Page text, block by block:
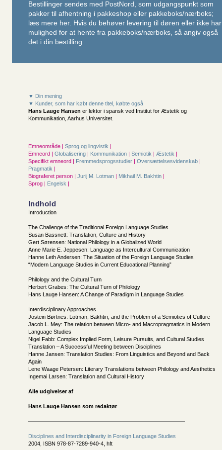
Bestillinger sendes med PostNord, som udgangspunkt som
pakker til afhentning i pakkeshop eller pakkeboks/nærboks;
læs mere her. Hvis du behøver levering til døren eller ikke har
mulighed for at hente fra pakkeboks/nærboks, så angiv også
det i din bestilling.
▼ Din mening
▼ Kunder, som har købt denne titel, købte også
Hans Lauge Hansen er lektor i spansk ved Institut for Æstetik og
Kommunikation, Aarhus Universitet.
Emneområde | Sprog og lingvistik |
Emneord | Globalisering | Kommunikation | Semiotik | Æstetik |
Specifikt emneord | Fremmedsprogsstudier | Oversættelsesvidenskab |
Pragmatik |
Biograferet person | Jurij M. Lotman | Mikhail M. Bakhtin |
Sprog | Engelsk |
Indhold
Introduction
The Challenge of the Traditional Foreign Language Studies
Susan Bassnett: Translation, Culture and History
Gert Sørensen: National Philology in a Globalized World
Anne Marie E. Jeppesen: Language as Intercultural Communication
Hanne Leth Andersen: The Situation of the Foreign Language Studies
“Modern Language Studies in Current Educational Planning”
Philology and the Cultural Turn
Herbert Grabes: The Cultural Turn of Philology
Hans Lauge Hansen: A Change of Paradigm in Language Studies
Interdisciplinary Approaches
Jostein Børtnes: Lotman, Bakhtin, and the Problem of a Semiotics of Culture
Jacob L. Mey: The relation between Micro- and Macropragmatics in Modern
Language Studies
Nigel Fabb: Complex Implied Form, Leisure Pursuits, and Cultural Studies
Translation – A Successful Meeting between Disciplines
Hanne Jansen: Translation Studies: From Linguistics and Beyond and Back
Again
Lene Waage Petersen: Literary Translations between Philology and Aesthetics
Ingemai Larsen: Translation and Cultural History
Alle udgivelser af
Hans Lauge Hansen som redaktør
Disciplines and Interdisciplinarity in Foreign Language Studies
2004, ISBN 978-87-7289-940-4, hft